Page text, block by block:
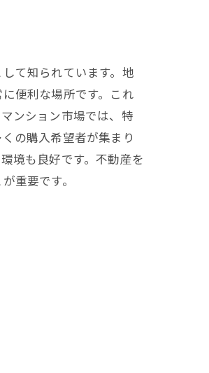
て知られています。地
便利な場所です。これ
ンション市場では、特
の購入希望者が集まり
境も良好です。不動産を
重要です。